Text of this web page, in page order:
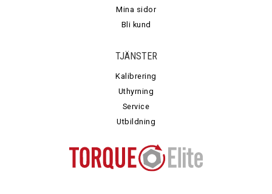
Mina sidor
Bli kund
TJÄNSTER
Kalibrering
Uthyrning
Service
Utbildning